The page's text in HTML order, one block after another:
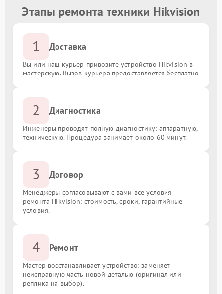
Этапы ремонта техники Hikvision
1 Доставка
Вы или наш курьер привозите устройство Hikvision в
мастерскую. Вызов курьера предоставляется бесплатно
2 Диагностика
Инженеры проводят полную диагностику: аппаратную,
техническую. Процедура занимает около 60 минут.
3 Договор
Менеджеры согласовывают с вами все условия
ремонта Hikvision: стоимость, сроки, гарантийные
условия.
4 Ремонт
Мастер восстанавливает устройство: заменяет
неисправную часть новой деталью (оригинал или
реплика на выбор).